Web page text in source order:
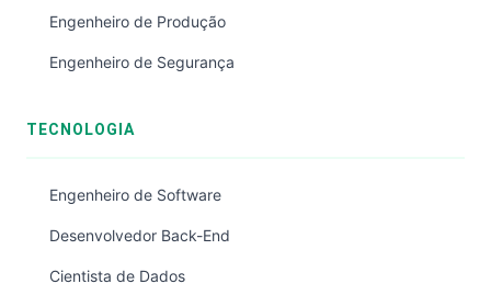
Engenheiro de Produção
Engenheiro de Segurança
TECNOLOGIA
Engenheiro de Software
Desenvolvedor Back-End
Cientista de Dados